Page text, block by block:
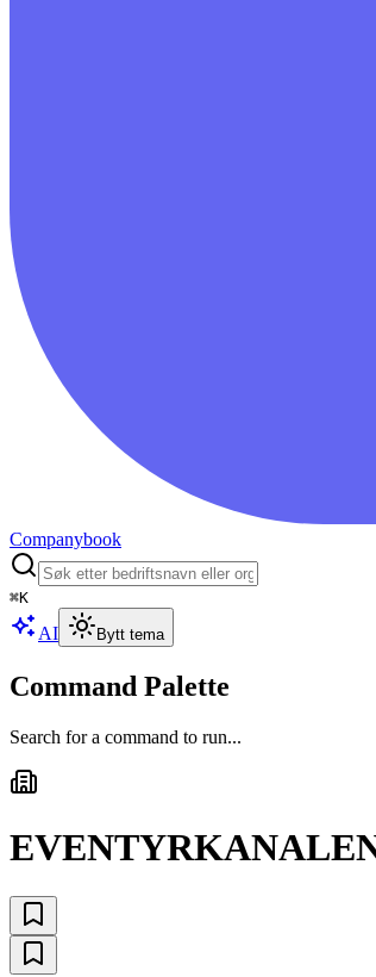
Companybook
⌘K
AI Bytt tema
Command Palette
Search for a command to run...